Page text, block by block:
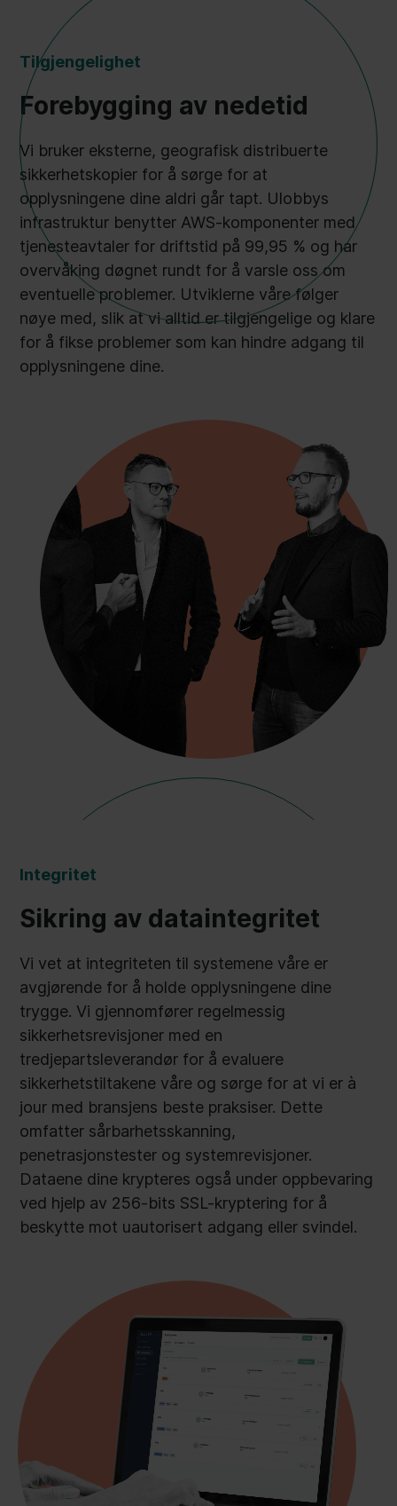
Tilgjengelighet
Forebygging av nedetid
Vi bruker eksterne, geografisk distribuerte
sikkerhetskopier for å sørge for at
opplysningene dine aldri går tapt. Ulobbys
infrastruktur benytter AWS-komponenter med
tjenesteavtaler for driftstid på 99,95 % og har
overvåking døgnet rundt for å varsle oss om
eventuelle problemer. Utviklerne våre følger
nøye med, slik at vi alltid er tilgjengelige og klare
for å fikse problemer som kan hindre adgang til
opplysningene dine.
Integritet
Sikring av dataintegritet
Vi vet at integriteten til systemene våre er
avgjørende for å holde opplysningene dine
trygge. Vi gjennomfører regelmessig
sikkerhetsrevisjoner med en
tredjepartsleverandør for å evaluere
sikkerhetstiltakene våre og sørge for at vi er à
jour med bransjens beste praksiser. Dette
omfatter sårbarhetsskanning,
penetrasjonstester og systemrevisjoner.
Dataene dine krypteres også under oppbevaring
ved hjelp av 256-bits SSL-kryptering for å
beskytte mot uautorisert adgang eller svindel.